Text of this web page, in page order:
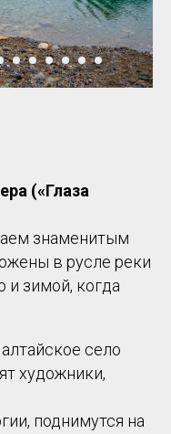
(«Глаза
знаменитым
в русле реки
и зимой, когда
село
художники,
поднимутся на